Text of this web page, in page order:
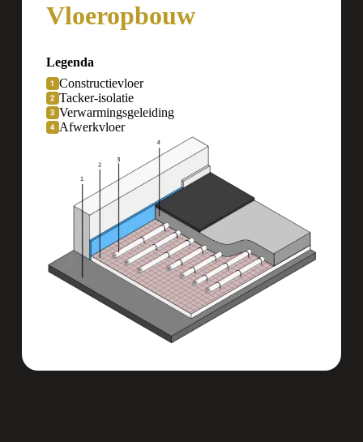
Vloeropbouw
Legenda
Constructievloer
Tacker-isolatie
Verwarmingsgeleiding
Afwerkvloer